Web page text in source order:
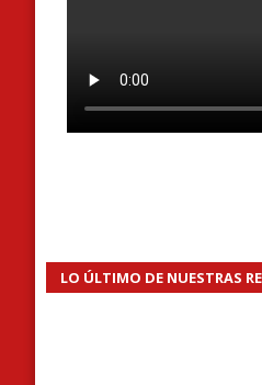
LO ÚLTIMO DE NUESTRAS